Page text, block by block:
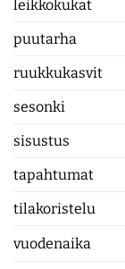
leikkokukat
puutarha
ruukkukasvit
sesonki
sisustus
tapahtumat
tilakoristelu
vuodenaika